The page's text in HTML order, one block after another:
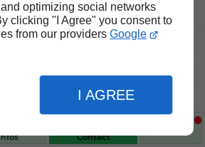
optimizing social networks
clicking "I Agree" you consent to
from our providers Google
I AGREE
Contact
de santé et de